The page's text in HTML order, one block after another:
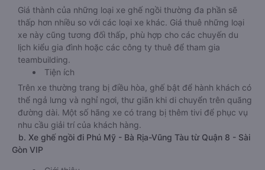
Giá thành của những loại xe ghế ngồi thường đa phần sẽ
thấp hơn nhiều so với các loại xe khác. Giá thuê những loại
xe này cũng tương đối thấp, phù hợp cho các chuyến du
lịch kiểu gia đình hoặc các công ty thuê để tham gia
teambuilding.
Tiện ích
Trên xe thường trang bị điều hòa, ghế bật để hành khách có
thể ngả lưng và nghỉ ngơi, thư giãn khi di chuyển trên quãng
đường dài. Một số hãng xe có trang bị thêm tivi để phục vụ
nhu cầu giải trí của khách hàng.
b. Xe ghế ngồi đi Phú Mỹ - Bà Rịa-Vũng Tàu từ Quận 8 - Sài
Gòn VIP